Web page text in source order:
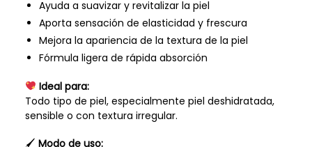
Ayuda a suavizar y revitalizar la piel
Aporta sensación de elasticidad y frescura
Mejora la apariencia de la textura de la piel
Fórmula ligera de rápida absorción
Ideal para:
Todo tipo de piel, especialmente piel deshidratada,
sensible o con textura irregular.
🖌 Modo de uso: